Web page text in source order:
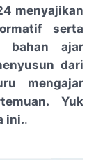
menyajikan
serta
bahan ajar
dari
mengajar
Yuk
ini..